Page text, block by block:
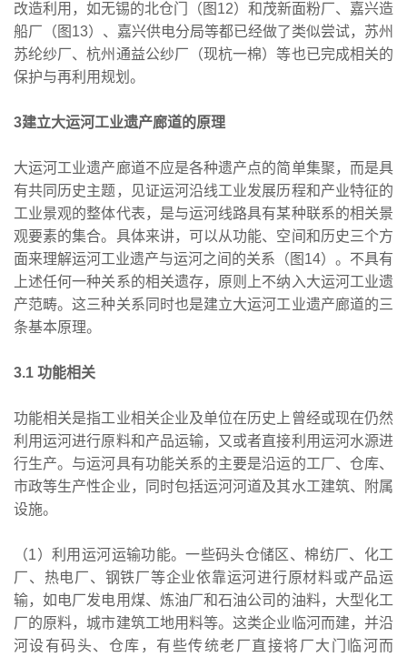
改造利用，如无锡的北仓门（图12）和茂新面粉厂、嘉兴造
船厂（图13）、嘉兴供电分局等都已经做了类似尝试，苏州
苏纶纱厂、杭州通益公纱厂（现杭一棉）等也已完成相关的
保护与再利用规划。
3建立大运河工业遗产廊道的原理
大运河工业遗产廊道不应是各种遗产点的简单集聚，而是具
有共同历史主题，见证运河沿线工业发展历程和产业特征的
工业景观的整体代表，是与运河线路具有某种联系的相关景
观要素的集合。具体来讲，可以从功能、空间和历史三个方
面来理解运河工业遗产与运河之间的关系（图14）。不具有
上述任何一种关系的相关遗存，原则上不纳入大运河工业遗
产范畴。这三种关系同时也是建立大运河工业遗产廊道的三
条基本原理。
3.1 功能相关
功能相关是指工业相关企业及单位在历史上曾经或现在仍然
利用运河进行原料和产品运输，又或者直接利用运河水源进
行生产。与运河具有功能关系的主要是沿运的工厂、仓库、
市政等生产性企业，同时包括运河河道及其水工建筑、附属
设施。
（1）利用运河运输功能。一些码头仓储区、棉纺厂、化工
厂、热电厂、钢铁厂等企业依靠运河进行原材料或产品运
输，如电厂发电用煤、炼油厂和石油公司的油料，大型化工
厂的原料，城市建筑工地用料等。这类企业临河而建，并沿
河设有码头、仓库，有些传统老厂直接将厂大门临河而